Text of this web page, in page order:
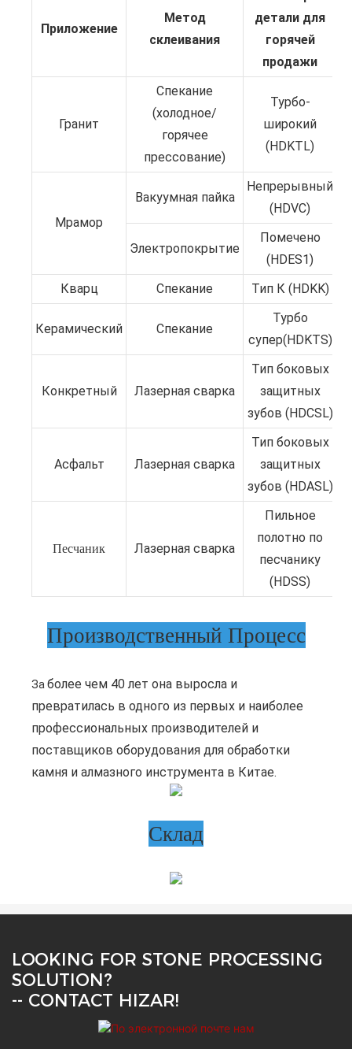
Приложение
Метод
склеивания
детали для
горячей
продажи
Гранит
Спекание
(холодное/
горячее
прессование)
Турбо-
широкий
(HDKTL)
Мрамор
Вакуумная пайка
Непрерывный
(HDVC)
Электропокрытие
Помечено
(HDES1)
Кварц
Спекание Тип К (HDKK)
Керамический Спекание
Турбо
супер(HDKTS)
Конкретный Лазерная сварка
Тип боковых
защитных
зубов (HDCSL)
Асфальт Лазерная сварка
Тип боковых
защитных
зубов (HDASL)
Песчаник Лазерная сварка
Пильное
полотно по
песчанику
(HDSS)
Производственный Процесс
За более чем 40 лет она выросла и
превратилась в одного из первых и наиболее
профессиональных производителей и
поставщиков оборудования для обработки
камня и алмазного инструмента в Китае.
Склад
LOOKING FOR STONE PROCESSING
SOLUTION?
-- CONTACT HIZAR!